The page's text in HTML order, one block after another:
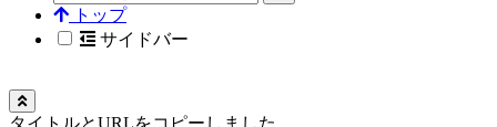
トップ
サイドバー
タイトルとURLをコピーしました